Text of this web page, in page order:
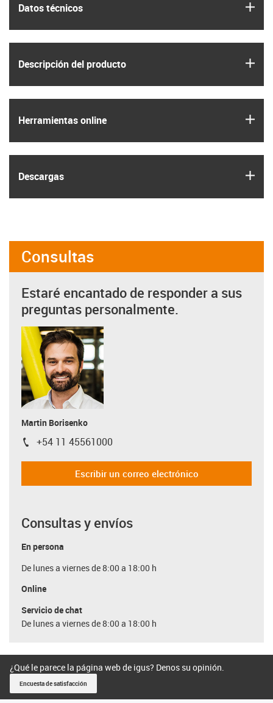
Datos técnicos
Descripción del producto
Herramientas online
Descargas
Consultas
Estaré encantado de responder a sus
preguntas personalmente.
Martin Borisenko
igus-icon-phone
+54 11 45561000
Escribir un correo electrónico
Consultas y envíos
En persona
De lunes a viernes de 8:00 a 18:00 h
Online
Servicio de chat
De lunes a viernes de 8:00 a 18:00 h
¿Qué le parece la página web de igus? Denos su opinión.
Encuesta de satisfacción